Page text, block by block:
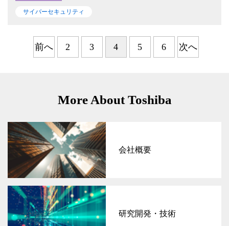
サイバーセキュリティ
前へ 2 3 4 5 6 次へ
More About Toshiba
会社概要
研究開発・技術